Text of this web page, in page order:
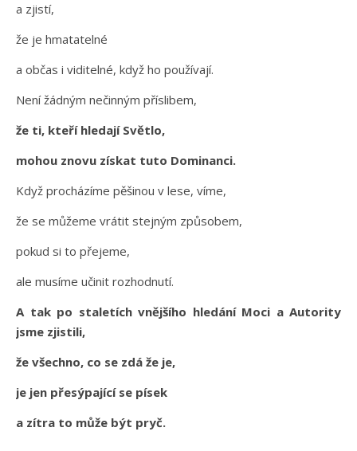
a zjistí,
že je hmatatelné
a občas i viditelné, když ho používají.
Není žádným nečinným příslibem,
že ti, kteří hledají Světlo,
mohou znovu získat tuto Dominanci.
Když procházíme pěšinou v lese, víme,
že se můžeme vrátit stejným způsobem,
pokud si to přejeme,
ale musíme učinit rozhodnutí.
A tak po staletích vnějšího hledání Moci a Autority
jsme zjistili,
že všechno, co se zdá že je,
je jen přesýpající se písek
a zítra to může být pryč.